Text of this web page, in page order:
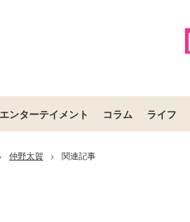
エンターテイメント コラム ライフ
仲野太賀 > 関連記事